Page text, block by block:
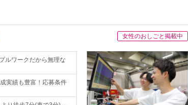
女性のおしごと掲載中
ルワークだから無理な
実績も豊富！応募条件